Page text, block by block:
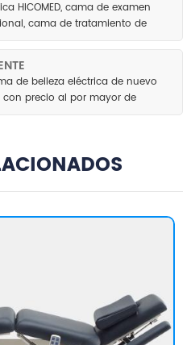
HICOMED, ​​cama de examen
cama de tratamiento de
5 motores
de belleza eléctrica de nuevo
precio al por mayor de